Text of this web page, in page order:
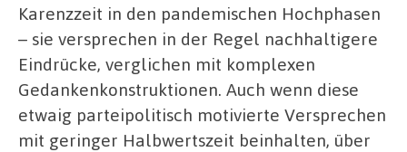
Karenzzeit in den pandemischen Hochphasen
– sie versprechen in der Regel nachhaltigere
Eindrücke, verglichen mit komplexen
Gedankenkonstruktionen. Auch wenn diese
etwaig parteipolitisch motivierte Versprechen
mit geringer Halbwertszeit beinhalten, über